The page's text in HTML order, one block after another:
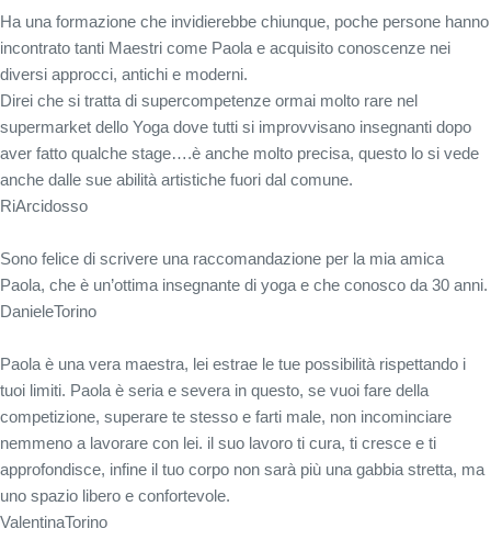
Ha una formazione che invidierebbe chiunque, poche persone hanno
incontrato tanti Maestri come Paola e acquisito conoscenze nei
diversi approcci, antichi e moderni.
Direi che si tratta di supercompetenze ormai molto rare nel
supermarket dello Yoga dove tutti si improvvisano insegnanti dopo
aver fatto qualche stage….è anche molto precisa, questo lo si vede
anche dalle sue abilità artistiche fuori dal comune.
RiArcidosso
Sono felice di scrivere una raccomandazione per la mia amica
Paola, che è un’ottima insegnante di yoga e che conosco da 30 anni.
DanieleTorino
Paola è una vera maestra, lei estrae le tue possibilità rispettando i
tuoi limiti. Paola è seria e severa in questo, se vuoi fare della
competizione, superare te stesso e farti male, non incominciare
nemmeno a lavorare con lei. il suo lavoro ti cura, ti cresce e ti
approfondisce, infine il tuo corpo non sarà più una gabbia stretta, ma
uno spazio libero e confortevole.
ValentinaTorino